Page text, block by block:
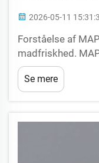
2026-05-11
Forståelse af
madfriskhed.
transformerende
mademballage,
bevaringen af
Se mere